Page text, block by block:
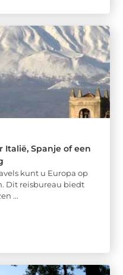
Italië, Spanje of een
kunt u Europa op
Dit reisbureau biedt
...